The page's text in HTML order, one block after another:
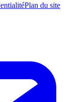
Plan du site